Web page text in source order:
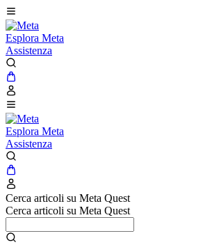
Esplora Meta
Assistenza
Esplora Meta
Assistenza
Cerca articoli su Meta Quest
Cerca articoli su Meta Quest